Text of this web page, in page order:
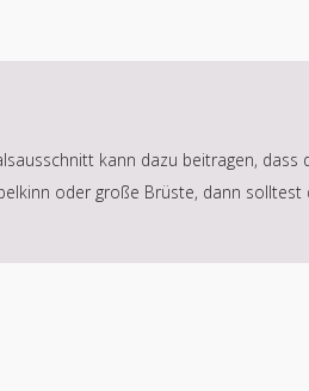
kann dazu beitragen, dass
oder große Brüste, dann